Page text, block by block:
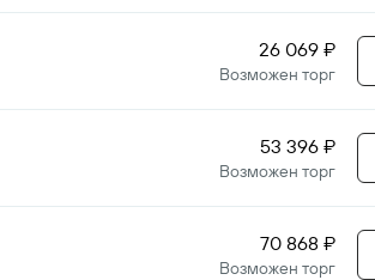
26 069 ₽
Возможен торг
53 396 ₽
Возможен торг
70 868 ₽
Возможен торг